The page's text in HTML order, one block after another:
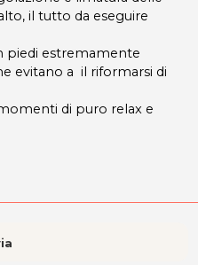
il tutto da eseguire
piedi estremamente
evitano a il riformarsi di
di puro relax e